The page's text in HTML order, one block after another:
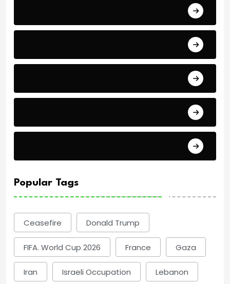
Popular Tags
Ceasefire Donald Trump
FIFA. World Cup 2026 France Gaza
Iran Israeli Occupation Lebanon